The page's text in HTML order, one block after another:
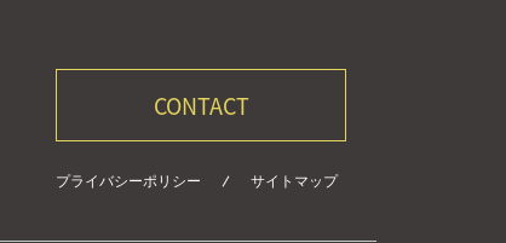
CONTACT
プライバシーポリシー サイトマップ